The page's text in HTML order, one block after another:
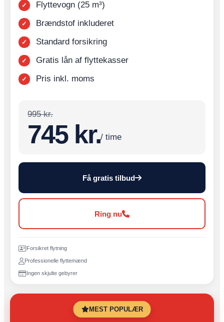
Flyttevogn (25 m³)
Brændstof inkluderet
Standard forsikring
Gratis lån af flyttekasser
Pris inkl. moms
995 kr.
745 kr./ time
Få gratis tilbud
Ring nu
Forsikret flytning
Professionelle flyttemænd
Ingen skjulte gebyrer
MEST POPULÆR